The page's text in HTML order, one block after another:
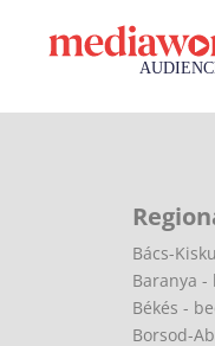
Bács-
Baranya -
Békés -
Borsod-